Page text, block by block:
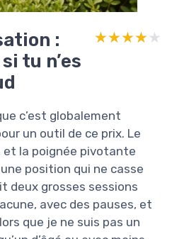
:
tu n’es
★★★★★
★★★★★
c’est globalement
un outil de ce prix. Le
et la poignée pivotante
position qui ne casse
deux grosses sessions
avec des pauses, et
que je ne suis pas un